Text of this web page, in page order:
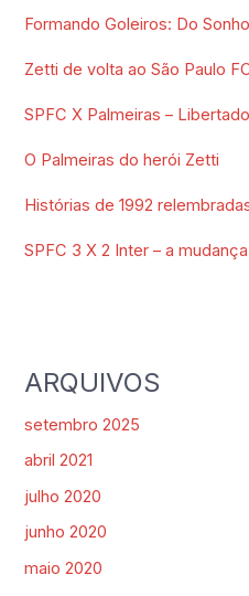
Formando Goleiros: Do
Zetti de volta ao São Paulo
SPFC X Palmeiras –
O Palmeiras do herói Zetti
Histórias de 1992
SPFC 3 X 2 Inter – a
ARQUIVOS
setembro 2025
abril 2021
julho 2020
junho 2020
maio 2020